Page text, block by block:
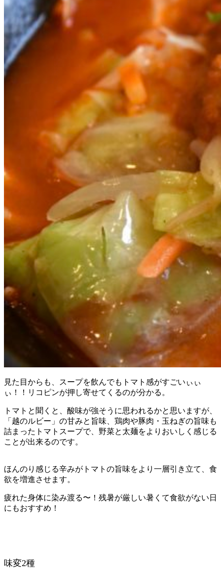
見た目からも、スープを飲んでもトマト感がすごいぃぃ
ぃ！！リコピンが押し寄せてくるのが分かる。
トマトと聞くと、酸味が強そうに思われるかと思いますが、
「越のルビー」の甘みと旨味、鶏肉や豚肉・玉ねぎの旨味も
詰まったトマトスープで、野菜と太麺をよりおいしく感じる
ことが出来るのです。
ほんのり感じる辛みがトマトの旨味をより一層引き立て、食
欲を増進させます。
疲れた身体に染み渡る〜！残暑が厳しい暑くて食欲がない日
にもおすすめ！
味変2種